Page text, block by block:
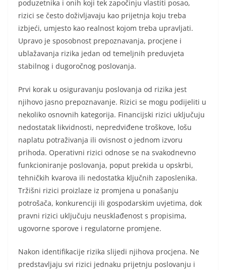
poduzetnika i onih koji tek započinju vlastiti posao,
rizici se često doživljavaju kao prijetnja koju treba
izbjeći, umjesto kao realnost kojom treba upravljati.
Upravo je sposobnost prepoznavanja, procjene i
ublažavanja rizika jedan od temeljnih preduvjeta
stabilnog i dugoročnog poslovanja.
Prvi korak u osiguravanju poslovanja od rizika jest
njihovo jasno prepoznavanje. Rizici se mogu podijeliti u
nekoliko osnovnih kategorija. Financijski rizici uključuju
nedostatak likvidnosti, nepredviđene troškove, lošu
naplatu potraživanja ili ovisnost o jednom izvoru
prihoda. Operativni rizici odnose se na svakodnevno
funkcioniranje poslovanja, poput prekida u opskrbi,
tehničkih kvarova ili nedostatka ključnih zaposlenika.
Tržišni rizici proizlaze iz promjena u ponašanju
potrošača, konkurenciji ili gospodarskim uvjetima, dok
pravni rizici uključuju neusklađenost s propisima,
ugovorne sporove i regulatorne promjene.
Nakon identifikacije rizika slijedi njihova procjena. Ne
predstavljaju svi rizici jednaku prijetnju poslovanju i